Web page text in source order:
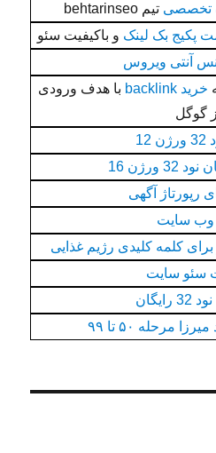
تخصصی تیم behtarinseo
پکیج بک لینک و باکیفیت سئو
آنتی ویروس
خرید backlink
با هدف ورودی
از گوگل
ورژن 16
رپورتاژ آگهی
برای کلمه کلیدی رژیم غذایی
سئو سایت
مرحله ۵۰ تا ۹۹